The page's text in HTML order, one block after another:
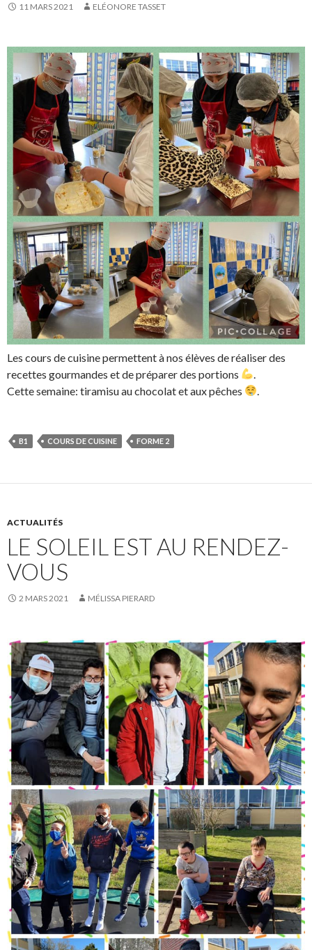
11 MARS 2021 ELÉONORE TASSET
Les cours de cuisine permettent à nos élèves de réaliser des
recettes gourmandes et de préparer des portions
Cette semaine: tiramisu au chocolat et aux pêches
B1 COURS DE CUISINE FORME 2
ACTUALITÉS
LE SOLEIL EST AU RENDEZ-
VOUS
2 MARS 2021 MÉLISSA PIERARD